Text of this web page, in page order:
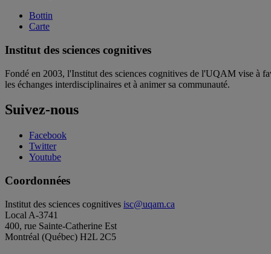
Bottin
Carte
Institut des sciences cognitives
Fondé en 2003, l'Institut des sciences cognitives de l'UQAM vise à
les échanges interdisciplinaires et à animer sa communauté.
Suivez-nous
Facebook
Twitter
Youtube
Coordonnées
Institut des sciences cognitives isc@uqam.ca
Local A-3741
400, rue Sainte-Catherine Est
Montréal (Québec) H2L 2C5